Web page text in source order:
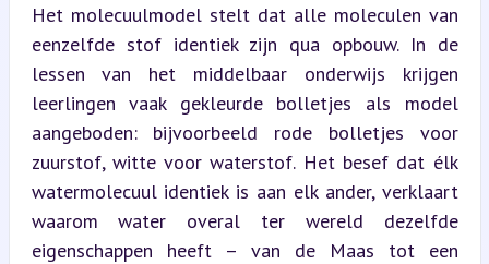
Het molecuulmodel stelt dat alle moleculen van
eenzelfde stof identiek zijn qua opbouw. In de
lessen van het middelbaar onderwijs krijgen
leerlingen vaak gekleurde bolletjes als model
aangeboden: bijvoorbeeld rode bolletjes voor
zuurstof, witte voor waterstof. Het besef dat élk
watermolecuul identiek is aan elk ander, verklaart
waarom water overal ter wereld dezelfde
eigenschappen heeft – van de Maas tot een